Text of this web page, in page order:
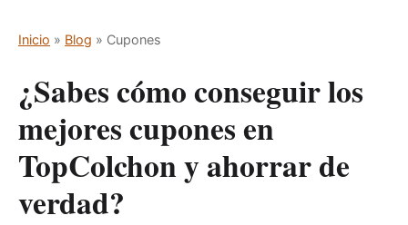
Inicio » Blog » Cupones
¿Sabes cómo conseguir los
mejores cupones en
TopColchon y ahorrar de
verdad?